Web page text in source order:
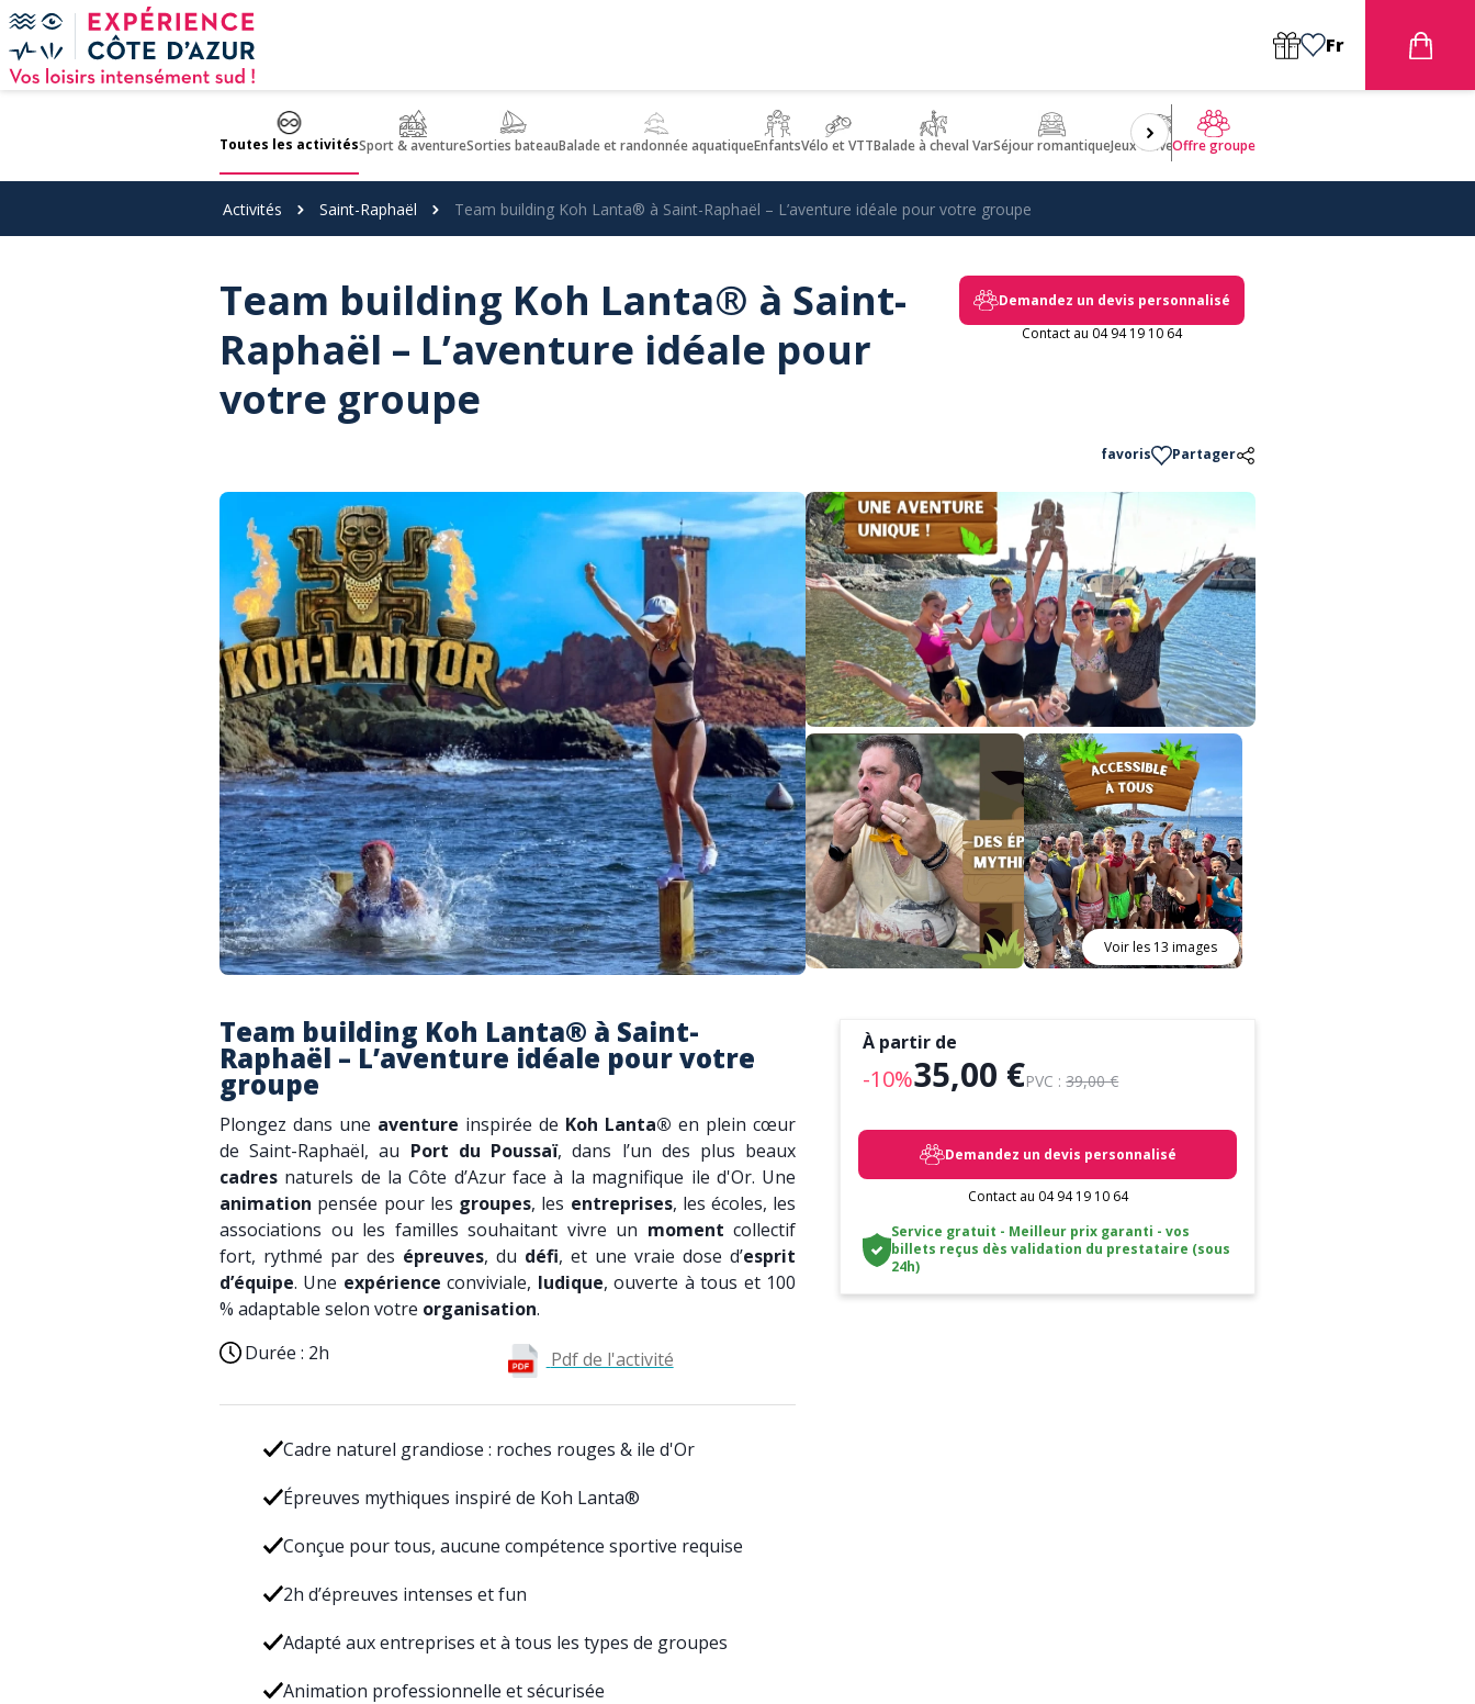
Panneau de gestion des cookies
Fr
Toutes les activitésSport & aventureSorties bateauBalade et randonnée aquatiqueEnfantsVélo et VTTBalade à cheval VarSéjour romantiqueJeux d'aventuresBien être
Offre groupe
Activités Saint-Raphaël Team building Koh Lanta® à Saint-Raphaël – L’aventure idéale pour votre groupe
Team building Koh Lanta® à Saint-
Raphaël – L’aventure idéale pour
votre groupe
Demandez un devis personnalisé
Contact au 04 94 19 10 64
favoris Partager
Voir les 13 images
Team building Koh Lanta® à Saint-
Raphaël – L’aventure idéale pour votre
groupe
Plongez dans une aventure inspirée de Koh Lanta® en plein cœur
de Saint-Raphaël, au Port du Poussaï, dans l’un des plus beaux
cadres naturels de la Côte d’Azur face à la magnifique ile d'Or. Une
animation pensée pour les groupes, les entreprises, les écoles, les
associations ou les familles souhaitant vivre un moment collectif
fort, rythmé par des épreuves, du défi, et une vraie dose d’esprit
d’équipe. Une expérience conviviale, ludique, ouverte à tous et 100
% adaptable selon votre organisation.
Durée : 2h Pdf de l'activité
Cadre naturel grandiose : roches rouges & ile d'Or
Épreuves mythiques inspiré de Koh Lanta®
Conçue pour tous, aucune compétence sportive requise
2h d’épreuves intenses et fun
Adapté aux entreprises et à tous les types de groupes
Animation professionnelle et sécurisée
À partir de
-10%35,00 €PVC :39,00 €
Demandez un devis personnalisé
Contact au 04 94 19 10 64
Service gratuit - Meilleur prix garanti - vos
billets reçus dès validation du prestataire (sous
24h)